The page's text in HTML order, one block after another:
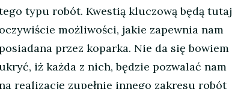
typu robót. Kwestią kluczową będą tutaj
oczywiście możliwości, jakie zapewnia nam
przez koparka. Nie da się bowiem
iż każda z nich, będzie pozwalać nam
realizację zupełnie innego zakresu robót